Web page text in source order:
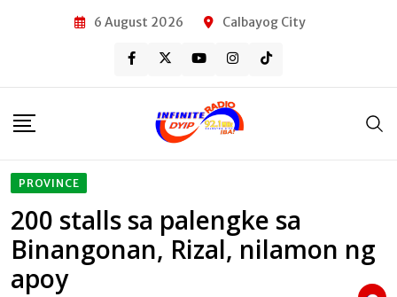
6 August 2026 Calbayog City
PROVINCE
200 stalls sa palengke sa
Binangonan, Rizal, nilamon ng
apoy